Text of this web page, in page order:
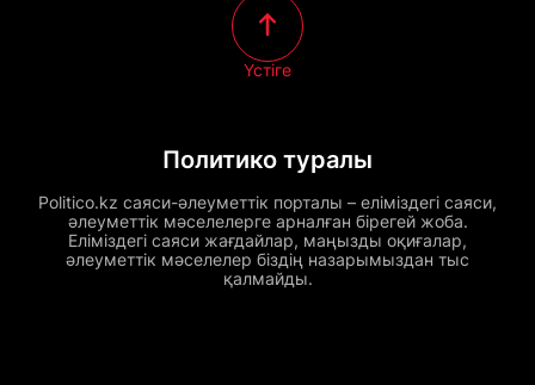
Политико туралы
Politico.kz саяси-әлеуметтік порталы – еліміздегі саяси,
әлеуметтік мәселелерге арналған бірегей жоба.
Еліміздегі саяси жағдайлар, маңызды оқиғалар,
әлеуметтік мәселелер біздің назарымыздан тыс
қалмайды.
Үстіге